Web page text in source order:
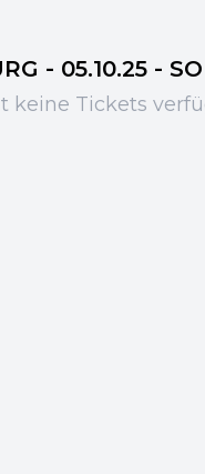
- 05.10.25 -
keine Tickets